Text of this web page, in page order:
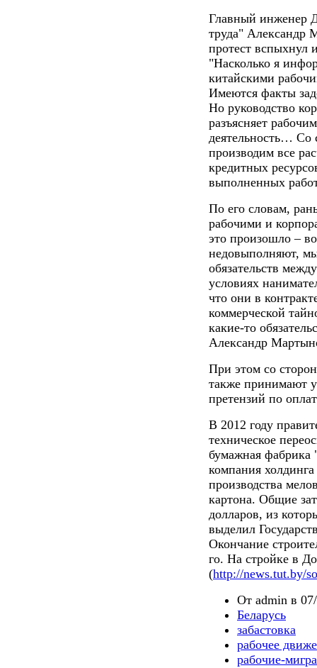
Главный инженер
труда" Александр
протест вспыхнул
"Насколько я
китайскими
Имеются факты
Но руководство
разъясняет
деятельность… Со
производим все
кредитных
выполненных
По его словам,
рабочими и
это произошло –
недовыполняют,
обязательств
условиях
что они в
коммерческой
какие-то
Александр
При этом со
также принимают
претензий по
В 2012 году
техническое
бумажная
компания
производства
картона. Общие
долларов, из
выделил
Окончание
го. На стройке в
(http://news.tut.by/
От admin в
Беларусь
забастовка
рабочее
рабочие-